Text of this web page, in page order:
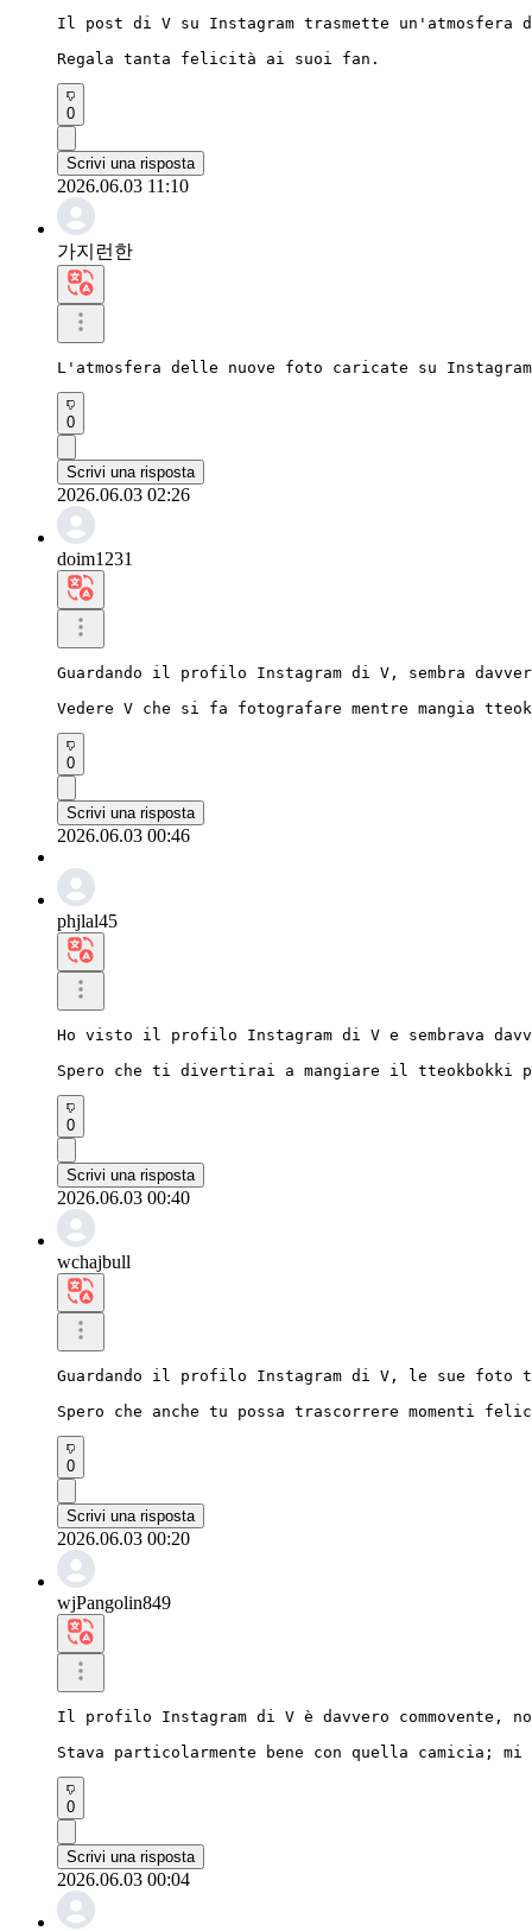
Il post di V su Instagram trasmette un'atmosfera
Regala tanta felicità ai suoi fan.
0
Scrivi una risposta
2026.06.03 11:10
가지런한
L'atmosfera delle nuove foto caricate su
0
Scrivi una risposta
2026.06.03 02:26
doim1231
Guardando il profilo Instagram di V, sembra
Vedere V che si fa fotografare mentre mangia
0
Scrivi una risposta
2026.06.03 00:46
phjlal45
Ho visto il profilo Instagram di V e sembrava
Spero che ti divertirai a mangiare il tteokbokki
0
Scrivi una risposta
2026.06.03 00:40
wchajbull
Guardando il profilo Instagram di V, le sue foto
Spero che anche tu possa trascorrere momenti
0
Scrivi una risposta
2026.06.03 00:20
wjPangolin849
Il profilo Instagram di V è davvero commovente,
Stava particolarmente bene con quella camicia;
0
Scrivi una risposta
2026.06.03 00:04